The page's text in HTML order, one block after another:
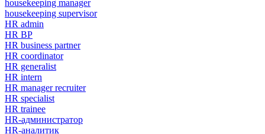
housekeeping manager
housekeeping supervisor
HR admin
HR BP
HR business partner
HR coordinator
HR generalist
HR intern
HR manager recruiter
HR specialist
HR trainee
HR-администратор
HR-аналитик